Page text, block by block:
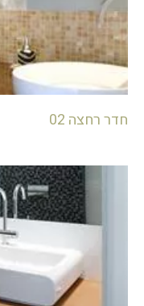
חדר רחצה 02